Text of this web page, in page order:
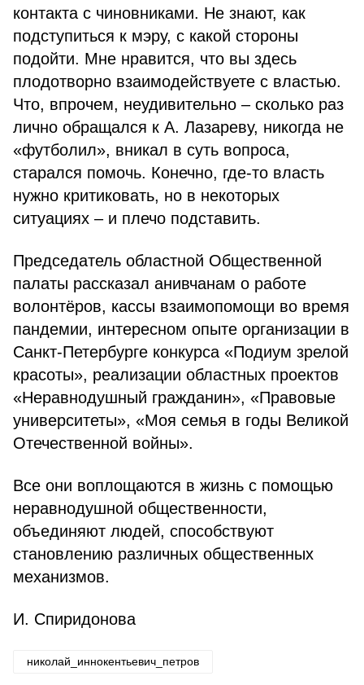
контакта с чиновниками. Не знают, как
подступиться к мэру, с какой стороны
подойти. Мне нравится, что вы здесь
плодотворно взаимодействуете с властью.
Что, впрочем, неудивительно – сколько раз
лично обращался к А. Лазареву, никогда не
«футболил», вникал в суть вопроса,
старался помочь. Конечно, где-то власть
нужно критиковать, но в некоторых
ситуациях – и плечо подставить.
Председатель областной Общественной
палаты рассказал анивчанам о работе
волонтёров, кассы взаимопомощи во время
пандемии, интересном опыте организации в
Санкт-Петербурге конкурса «Подиум зрелой
красоты», реализации областных проектов
«Неравнодушный гражданин», «Правовые
университеты», «Моя семья в годы Великой
Отечественной войны».
Все они воплощаются в жизнь с помощью
неравнодушной общественности,
объединяют людей, способствуют
становлению различных общественных
механизмов.
И. Спиридонова
николай_иннокентьевич_петров